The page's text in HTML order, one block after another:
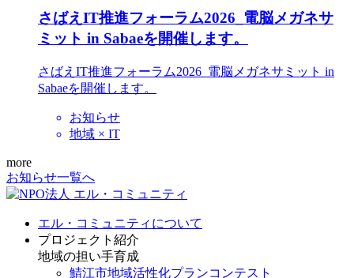
さばえIT推進フォーラム2026_電脳メガネサ
ミット in Sabaeを開催します。
さばえIT推進フォーラム2026_電脳メガネサミット in
Sabaeを開催します。
お知らせ
地域 × IT
more
お知らせ一覧へ
エル・コミュニティについて
プロジェクト紹介
地域の担い手育成
鯖江市地域活性化プランコンテスト